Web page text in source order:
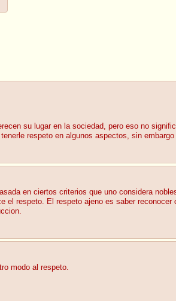
su lugar en la sociedad, pero eso no
respeto en algunos aspectos, sin
en ciertos criterios que uno considera
respeto. El respeto ajeno es saber
modo al respeto.